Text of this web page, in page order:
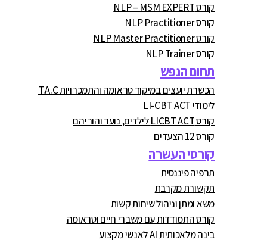
קורס NLP – MSM EXPERT
קורס NLP Practitioner
קורס NLP Master Practitioner
קורס NLP Trainer
תחום הנפש
הכשרת יועצים במיקוד טראומה והתמכרויות T.A.C
לימודי LI-CBT ACT
קורס LICBT ACT לילדים, נוער והוריהם
קורס 12 הצעדים
קורסי העשרה
תרפיה פיננסית
תקשורת מקרבת
משא ומתן וניהול שיחות קשות
קורס התמודדות עם משברי חיים וטראומה
בינה מלאכותית AI לאנשי מקצוע